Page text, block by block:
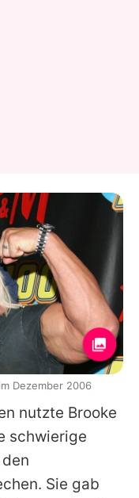
nutzte Brooke
schwierige
Sie gab
Dezember 2006